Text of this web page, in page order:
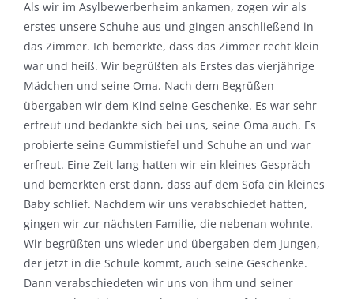
Als wir im Asylbewerberheim ankamen, zogen wir als
erstes unsere Schuhe aus und gingen anschließend in
das Zimmer. Ich bemerkte, dass das Zimmer recht klein
war und heiß. Wir begrüßten als Erstes das vierjährige
Mädchen und seine Oma. Nach dem Begrüßen
übergaben wir dem Kind seine Geschenke. Es war sehr
erfreut und bedankte sich bei uns, seine Oma auch. Es
probierte seine Gummistiefel und Schuhe an und war
erfreut. Eine Zeit lang hatten wir ein kleines Gespräch
und bemerkten erst dann, dass auf dem Sofa ein kleines
Baby schlief. Nachdem wir uns verabschiedet hatten,
gingen wir zur nächsten Familie, die nebenan wohnte.
Wir begrüßten uns wieder und übergaben dem Jungen,
der jetzt in die Schule kommt, auch seine Geschenke.
Dann verabschiedeten wir uns von ihm und seiner